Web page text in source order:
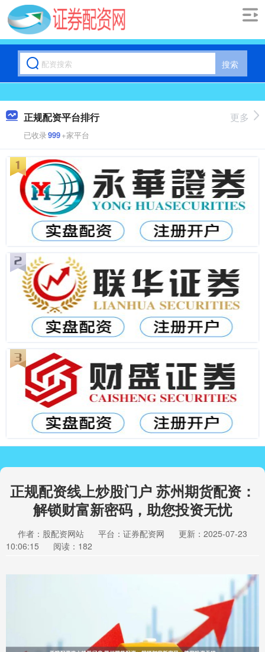
搜索
正规配资平台排行
已收录999+家平台
更多
正规配资线上炒股门户 苏州期货配资：
解锁财富新密码，助您投资无忧
作者：股配资网站 平台：证券配资网
更新：2025-07-23
10:06:15
阅读：182